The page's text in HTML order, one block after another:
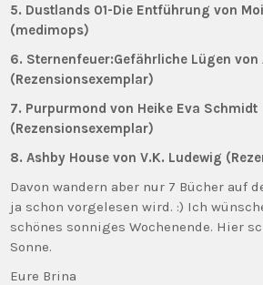
5. Dustlands 01-Die Entführung von
(medimops)
6. Sternenfeuer:Gefährliche Lügen von
(Rezensionsexemplar)
7. Purpurmond von Heike Eva Schmidt
(Rezensionsexemplar)
8. Ashby House von V.K. Ludewig
Davon wandern aber nur 7 Bücher auf
ja schon vorgelesen wird. :) Ich
schönes sonniges Wochenende. Hier
Sonne.
Eure Brina